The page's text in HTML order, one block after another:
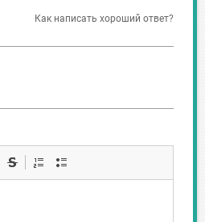
Как написать хороший ответ?